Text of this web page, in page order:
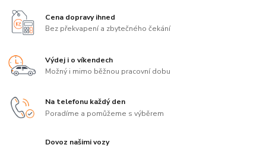
Cena dopravy ihned
Bez překvapení a zbytečného čekání
Výdej i o víkendech
Možný i mimo běžnou pracovní dobu
Na telefonu každý den
Poradíme a pomůžeme s výběrem
Dovoz našimi vozy